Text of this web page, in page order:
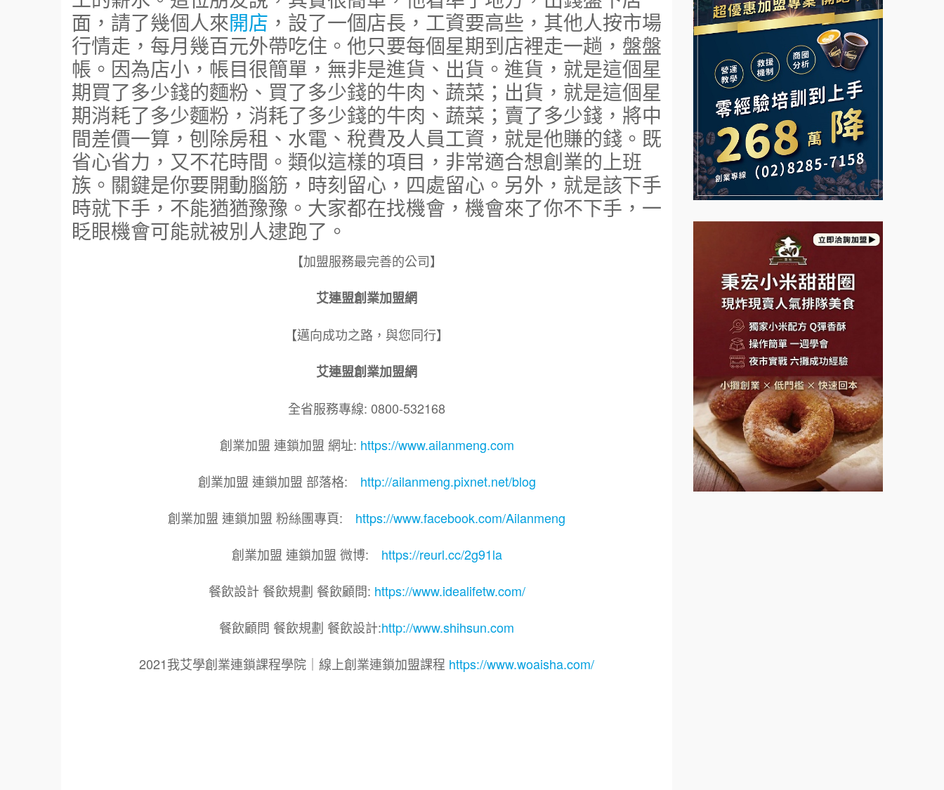
面，請了幾個人來開店 ，設了一個店長，工資要高些，其他人按市場
行情走，每月幾百元外帶吃住。他只要每個星期到店裡走一趟，盤盤
帳。因為店小，帳目很簡單，無非是進貨、出貨。進貨，就是這個星
期買了多少錢的麵粉、買了多少錢的牛肉、蔬菜；出貨，就是這個星
期消耗了多少麵粉，消耗了多少錢的牛肉、蔬菜；賣了多少錢，將中
間差價一算，刨除房租、水電、稅費及人員工資，就是他賺的錢。既
省心省力，又不花時間。類似這樣的項目，非常適合想創業的上班
族。關鍵是你要開動腦筋，時刻留心，四處留心。另外，就是該下手
時就下手，不能猶猶豫豫。大家都在找機會，機會來了你不下手，一
眨眼機會可能就被別人逮跑了。
【加盟服務最完善的公司】
艾連盟創業加盟網
【邁向成功之路，與您同行】
艾連盟創業加盟網
全省服務專線: 0800-532168
創業加盟 連鎖加盟 網址: https://www.ailanmeng.com
創業加盟 連鎖加盟 部落格: http://ailanmeng.pixnet.net/blog
創業加盟 連鎖加盟 粉絲團專頁: https://www.facebook.com/Ailanmeng
創業加盟 連鎖加盟 微博: https://reurl.cc/2g91la
餐飲設計 餐飲規劃 餐飲顧問: https://www.idealifetw.com/
餐飲顧問 餐飲規劃 餐飲設計:http://www.shihsun.com
2021我艾學創業連鎖課程學院｜線上創業連鎖加盟課程 https://www.woaisha.com/
霏等茶加盟說明會
早安山丘加盟說明會
冰封仙果加盟說明會
Ramble Café 漫步藍咖啡加盟
說明會
微風亭鐵板燒加盟說明會
鮮茶道加盟說明會
【曉妍美妝】誠徵行政櫃檯
自助洗衣店誠徵代洗收送人員
(台中市)
MUSHEN徵SPA美容芳療師
日十。早午食加盟說明會
拾鑶火鍋加盟說明會
阿性情趣無人販售所加盟明會
龍涎居好湯加盟說明會
舒油頭加盟說明會
韓金量加盟說明會
義氣豐發雞加盟說明會
白鬍泡泡 BOHO POPO加盟說
雞咕雞咕加盟說明會
TEA TOP加盟說明會
珍好味臭臭鍋加盟說明會
藍象廷泰式火鍋加盟說明會
日十。早午食加盟說明會
上宇林加盟說明會